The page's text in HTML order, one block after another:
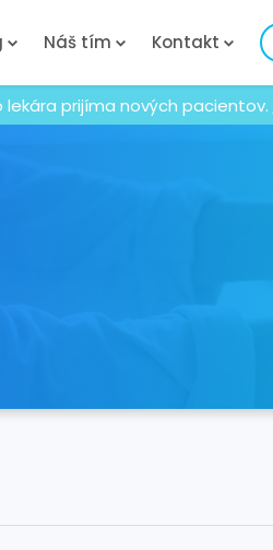
Náš tím Kontakt
prijíma nových pacientov.